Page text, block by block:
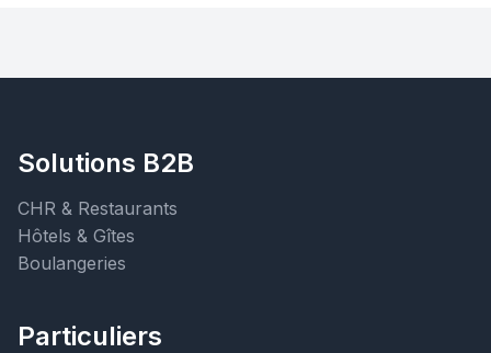
Solutions B2B
CHR & Restaurants
Hôtels & Gîtes
Boulangeries
Particuliers